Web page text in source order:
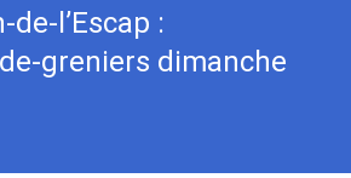
l’Escap :
greniers dimanche